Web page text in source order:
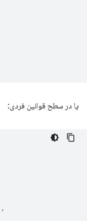
یا در سطح قوانین فردی:
,